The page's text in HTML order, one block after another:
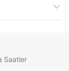
Saatler